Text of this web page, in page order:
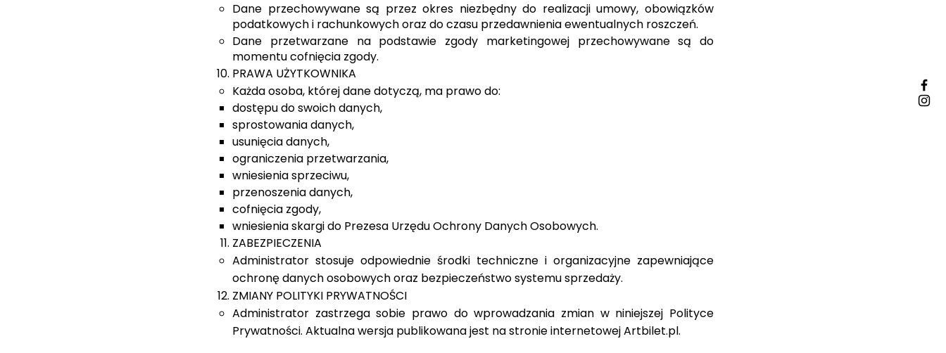
Dane przechowywane są przez okres niezbędny do realizacji umowy, obowiązków
podatkowych i rachunkowych oraz do czasu przedawnienia ewentualnych roszczeń.
Dane przetwarzane na podstawie zgody marketingowej przechowywane są do
momentu cofnięcia zgody.
PRAWA UŻYTKOWNIKA
Każda osoba, której dane dotyczą, ma prawo do:
dostępu do swoich danych,
sprostowania danych,
usunięcia danych,
ograniczenia przetwarzania,
wniesienia sprzeciwu,
przenoszenia danych,
cofnięcia zgody,
wniesienia skargi do Prezesa Urzędu Ochrony Danych Osobowych.
ZABEZPIECZENIA
Administrator stosuje odpowiednie środki techniczne i organizacyjne zapewniające
ochronę danych osobowych oraz bezpieczeństwo systemu sprzedaży.​
ZMIANY POLITYKI PRYWATNOŚCI
Administrator zastrzega sobie prawo do wprowadzania zmian w niniejszej Polityce
Prywatności. Aktualna wersja publikowana jest na stronie internetowej Artbilet.pl.​​​​​